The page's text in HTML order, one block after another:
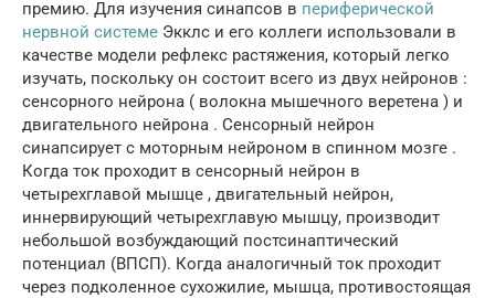
премию. Для изучения синапсов в периферической
нервной системе Экклс и его коллеги использовали в
качестве модели рефлекс растяжения, который легко
изучать, поскольку он состоит всего из двух нейронов :
сенсорного нейрона ( волокна мышечного веретена ) и
двигательного нейрона . Сенсорный нейрон
синапсирует с моторным нейроном в спинном мозге .
Когда ток проходит в сенсорный нейрон в
четырехглавой мышце , двигательный нейрон,
иннервирующий четырехглавую мышцу, производит
небольшой возбуждающий постсинаптический
потенциал (ВПСП). Когда аналогичный ток проходит
через подколенное сухожилие, мышца, противостоящая